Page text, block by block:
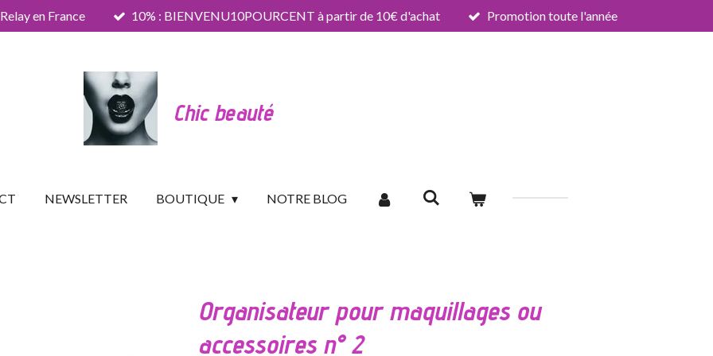
en France 10% : BIENVENU10POURCENT à partir de 10€ d'achat Promotion toute l'année
Chic beauté
NEWSLETTER BOUTIQUE NOTRE BLOG
Organisateur pour maquillages ou
accessoires n° 2